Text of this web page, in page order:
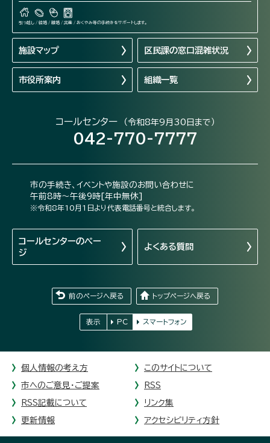
引っ越し / 結婚 / 離婚 / 出産 / おくやみ等の手続きをサポートします。
施設マップ 区民課の窓口混雑状況
市役所案内 組織一覧
コールセンター （令和8年9月30日まで）
042-770-7777
市の手続き、イベントや施設のお問い合わせに
午前8時～午後9時[年中無休]
※令和8年10月1日より代表電話番号と統合します。
コールセンターのペー
ジ
よくある質問
前のページへ戻る トップページへ戻る
表示 PC スマートフォン
個人情報の考え方 このサイトについて
市へのご意見・ご提案 RSS
RSS記載について リンク集
更新情報 アクセシビリティ方針